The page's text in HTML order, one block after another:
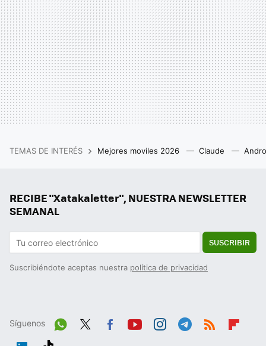
TEMAS DE INTERÉS Mejores moviles 2026 Claude
RECIBE "Xatakaletter", NUESTRA NEWSLETTER
SEMANAL
SUSCRIBIR
Suscribiéndote aceptas nuestra política de privacidad
Síguenos
Wh